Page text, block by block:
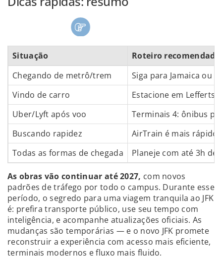
Situação
Roteiro recomendado
Chegando de metrô/trem
Siga para Jamaica ou
Vindo de carro
Estacione em Lefferts
Uber/Lyft após voo
Terminais 4: ônibus
Buscando rapidez
AirTrain é mais
Todas as formas de chegada
Planeje com até 3h de
As obras vão continuar até 2027, com novos
padrões de tráfego por todo o campus. Durante esse
período, o segredo para uma viagem tranquila ao JFK
é: prefira transporte público, use seu tempo com
inteligência, e acompanhe atualizações oficiais. As
mudanças são temporárias — e o novo JFK promete
reconstruir a experiência com acesso mais eficiente,
terminais modernos e fluxo mais fluido.